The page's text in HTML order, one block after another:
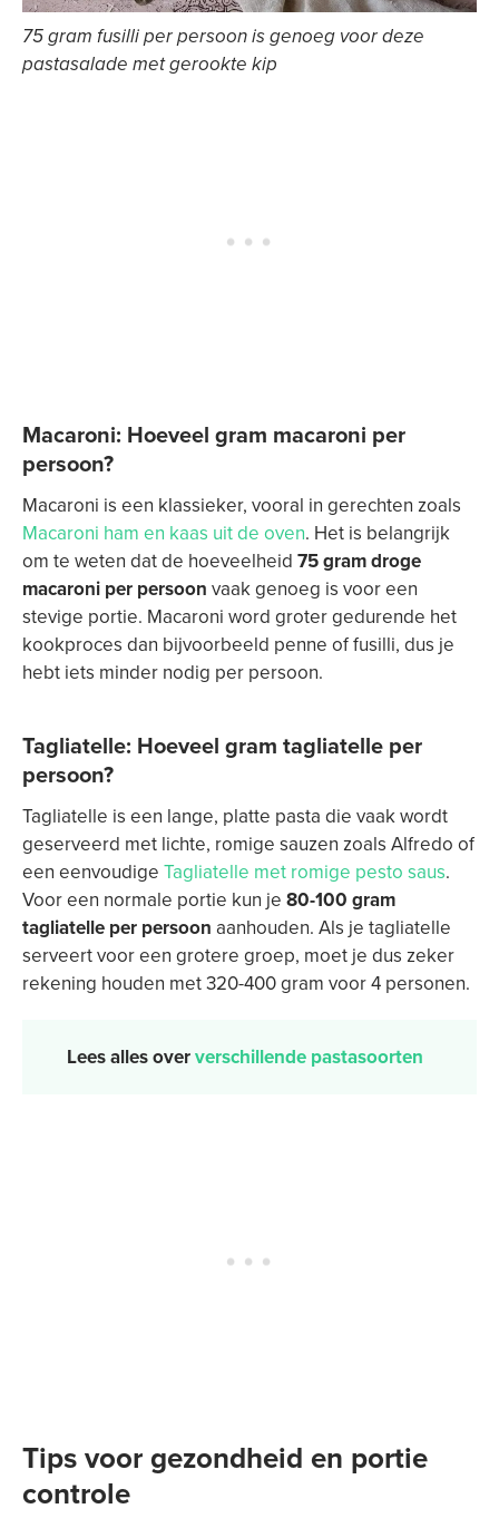
75 gram fusilli per persoon is genoeg voor deze
pastasalade met gerookte kip
Macaroni: Hoeveel gram macaroni per
persoon?
Macaroni is een klassieker, vooral in gerechten zoals
Macaroni ham en kaas uit de oven. Het is belangrijk
om te weten dat de hoeveelheid 75 gram droge
macaroni per persoon vaak genoeg is voor een
stevige portie. Macaroni word groter gedurende het
kookproces dan bijvoorbeeld penne of fusilli, dus je
hebt iets minder nodig per persoon.
Tagliatelle: Hoeveel gram tagliatelle per
persoon?
Tagliatelle is een lange, platte pasta die vaak wordt
geserveerd met lichte, romige sauzen zoals Alfredo of
een eenvoudige Tagliatelle met romige pesto saus.
Voor een normale portie kun je 80-100 gram
tagliatelle per persoon aanhouden. Als je tagliatelle
serveert voor een grotere groep, moet je dus zeker
rekening houden met 320-400 gram voor 4 personen.
Lees alles oververschillende pastasoorten
Tips voor gezondheid en portie
controle